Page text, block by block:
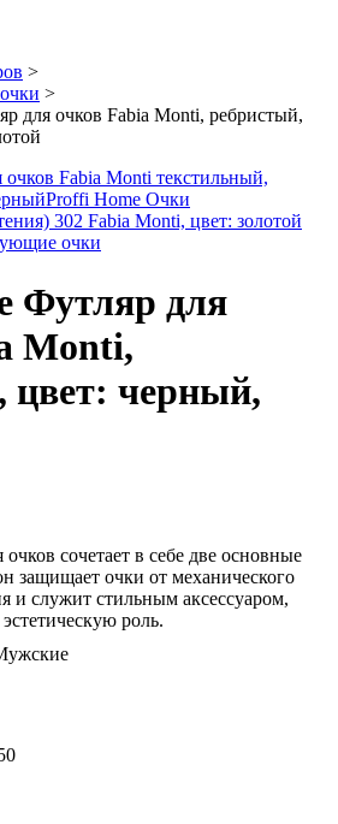
>
>
для очков Fabia Monti, ребристый,
Fabia Monti текстильный,
Proffi Home Очки
302 Fabia Monti, цвет: золотой
очки
Футляр для
Monti,
цвет: черный,
сочетает в себе две основные
защищает очки от механического
и служит стильным аксессуаром,
роль.